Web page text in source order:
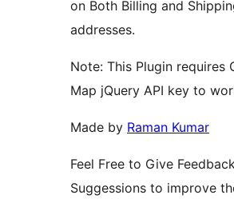
on Both Billing and
addresses.
Note: This Plugin requires
Map jQuery API key to
Made by Raman Kumar
Feel Free to Give
Suggessions to improve